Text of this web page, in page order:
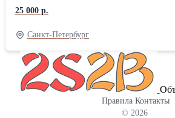
обтянутые кожей и кинжал кавказский,
мельхиоре. Детали украшений выполнены
деревянный, с укладкой из красного
прозрачного стекла. Рога сувенирные КРС.
25 000 р.
Санкт-Петербург
Правила Контакты
© 2026